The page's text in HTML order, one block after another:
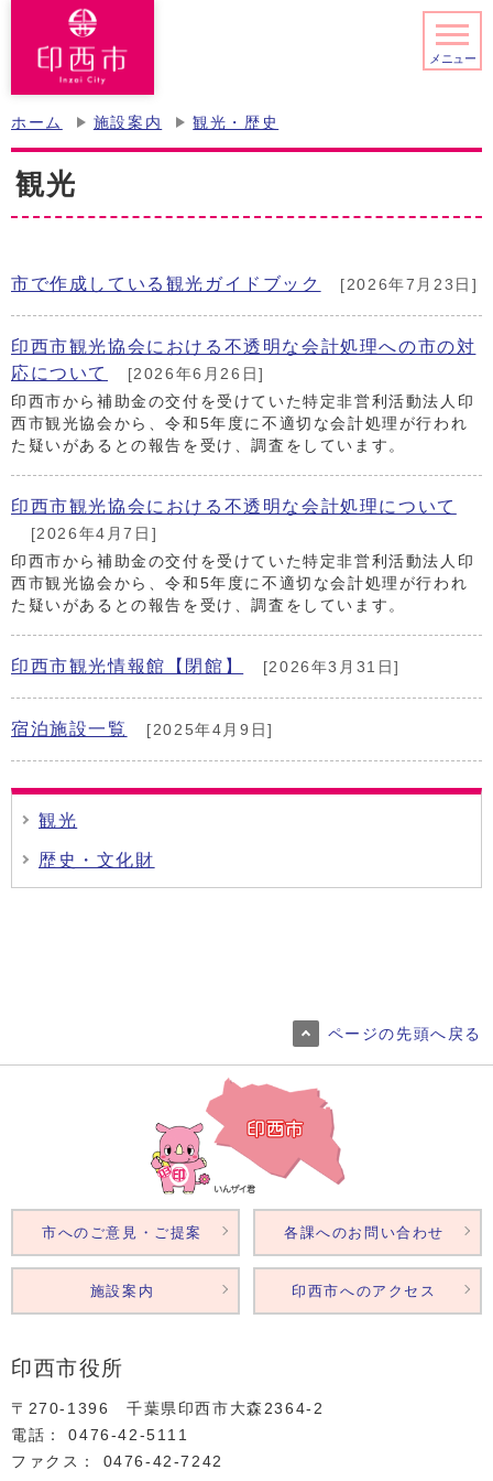
メニュー
ホーム 施設案内 観光・歴史
観光
市で作成している観光ガイドブック [2026年7月23日]
印西市観光協会における不透明な会計処理への市の対
応について
[2026年6月26日]
印西市から補助金の交付を受けていた特定非営利活動法人印
西市観光協会から、令和5年度に不適切な会計処理が行われ
た疑いがあるとの報告を受け、調査をしています。
印西市観光協会における不透明な会計処理について
[2026年4月7日]
印西市から補助金の交付を受けていた特定非営利活動法人印
西市観光協会から、令和5年度に不適切な会計処理が行われ
た疑いがあるとの報告を受け、調査をしています。
印西市観光情報館【閉館】 [2026年3月31日]
宿泊施設一覧 [2025年4月9日]
観光
歴史・文化財
ページの先頭へ戻る
印西市役所
〒270-1396 千葉県印西市大森2364‐2
電話： 0476‐42‐5111
ファクス： 0476‐42‐7242
市へのご意見・ご提案 各課へのお問い合わせ
施設案内 印西市へのアクセス